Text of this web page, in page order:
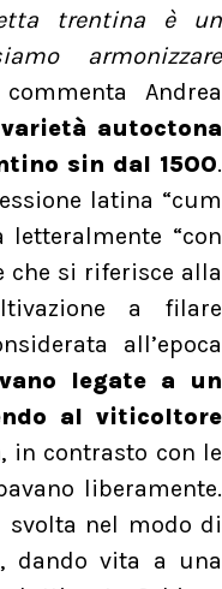
trentina è un
armonizzare
Andrea
varietà autoctona
sin dal 1500.
latina “cum
letteralmente “con
che si riferisce alla
a filare
all’epoca
legate a un
al viticoltore
, in contrasto con le
liberamente.
svolta nel modo di
dando vita a una